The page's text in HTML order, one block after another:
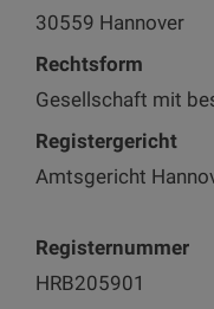
30559 Hannover
Rechtsform
Gesellschaft mit
Registergericht
Amtsgericht
Registernummer
HRB205901